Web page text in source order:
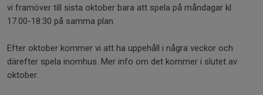
vi framöver till sista oktober bara att spela på måndagar kl
17:00-18:30 på samma plan.
Efter oktober kommer vi att ha uppehåll i några veckor och
därefter spela inomhus. Mer info om det kommer i slutet av
oktober.